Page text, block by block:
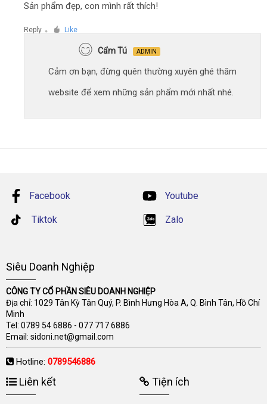
Sản phẩm đẹp, con mình rất thích!
Reply ● Like
Cẩm Tú ADMIN
Cảm ơn bạn, đừng quên thường xuyên ghé thăm
website để xem những sản phẩm mới nhất nhé.
Facebook Youtube
Tiktok Zalo
Siêu Doanh Nghiệp
CÔNG TY CỔ PHẦN SIÊU DOANH NGHIỆP
Địa chỉ: 1029 Tân Kỳ Tân Quý, P. Bình Hưng Hòa A, Q. Bình Tân, Hồ Chí
Minh
Tel: 0789 54 6886 - 077 717 6886
Email: sidoni.net@gmail.com
Hotline: 0789546886
Liên kết Tiện ích